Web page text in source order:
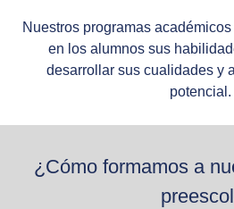
Nuestros programas
en los alumnos sus
desarrollar sus cualidades y
potencial.
¿Cómo formamos a